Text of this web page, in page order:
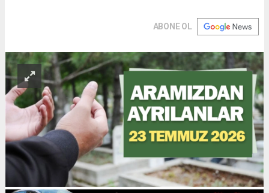
ABONE OL